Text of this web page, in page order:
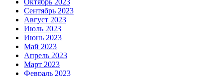
Октябрь 2023
Сентябрь 2023
Август 2023
Июль 2023
Июнь 2023
Май 2023
Апрель 2023
Март 2023
Февраль 2023